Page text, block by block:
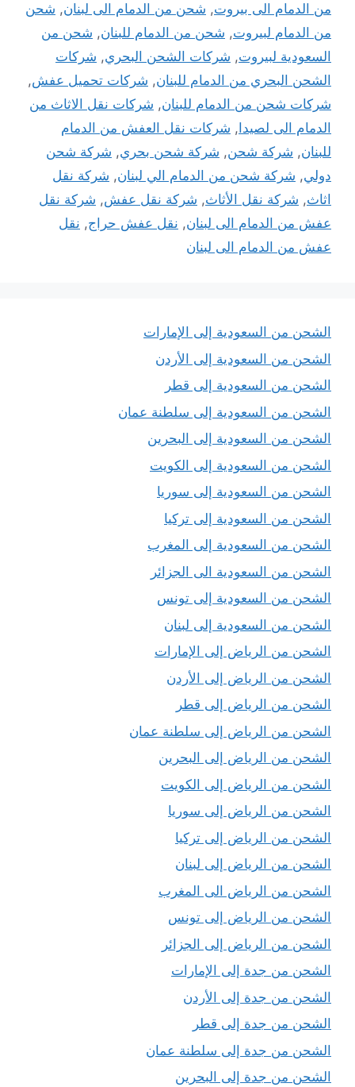
من الدمام الى بيروت, شحن من الدمام الى لبنان, شحن
من الدمام لبيروت, شحن من الدمام للبنان, شحن من
السعودية لبيروت, شركات الشحن البحري, شركات
الشحن البحري من الدمام للبنان, شركات تحميل عفش,
شركات شحن من الدمام للبنان, شركات نقل الاثاث من
الدمام الى لصيدا , شركات نقل العفش من الدمام
للبنان, شركة شحن, شركة شحن بحري, شركة شحن
دولي, شركة شحن من الدمام الي لبنان, شركة نقل
اثاث, شركة نقل الأثاث, شركة نقل عفش, شركة نقل
عفش من الدمام الى لبنان, نقل عفش حراج, نقل
عفش من الدمام الى لبنان
الشحن من السعودية إلى الإمارات
الشحن من السعودية إلى الأردن
الشحن من السعودية إلى قطر
الشحن من السعودية إلى سلطنة عمان
الشحن من السعودية إلى البحرين
الشحن من السعودية إلى الكويت
الشحن من السعودية إلى سوريا
الشحن من السعودية إلى تركيا
الشحن من السعودية إلى المغرب
الشحن من السعودية الى الجزائر
الشحن من السعودية إلى تونس
الشحن من السعودية إلى لبنان
الشحن من الرياض إلى الإمارات
الشحن من الرياض إلى الأردن
الشحن من الرياض إلى قطر
الشحن من الرياض إلى سلطنة عمان
الشحن من الرياض إلى البحرين
الشحن من الرياض إلى الكويت
الشحن من الرياض إلى سوريا
الشحن من الرياض إلى تركيا
الشحن من الرياض إلى لبنان
الشحن من الرياض الى المغرب
الشحن من الرياض إلى تونس
الشحن من الرياض إلى الجزائر
الشحن من جدة إلى الإمارات
الشحن من جدة إلى الأردن
الشحن من جدة إلى قطر
الشحن من جدة إلى سلطنة عمان
الشحن من جدة إلى البحرين